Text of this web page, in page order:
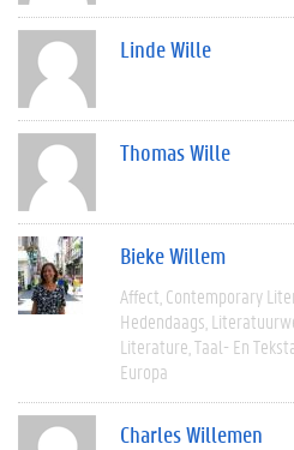
Linde Wille
Thomas Wille
Bieke Willem
Affect Contemporary
Hedendaags
Literature Taal- En
Europa
Charles Willemen